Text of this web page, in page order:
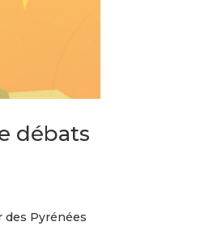
débats
des Pyrénées